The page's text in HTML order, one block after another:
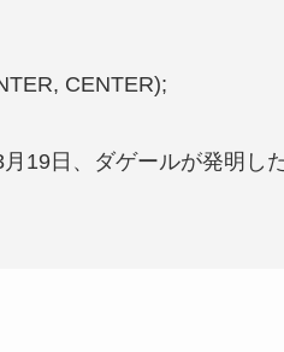
CENTER);
3月19日、ダゲールが発明し